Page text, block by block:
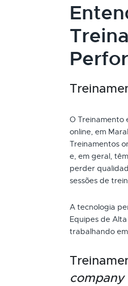
O Treinamento
online, em
Treinamentos
e, em geral,
perder
sessões de
A tecnologia
Equipes de
trabalhando em
company